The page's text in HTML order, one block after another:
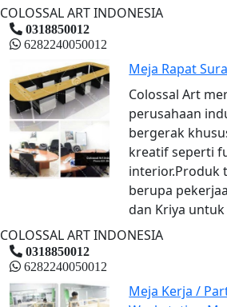
COLOSSAL ART INDONESIA
0318850012
6282240050012
Meja Rapat
Colossal Art
perusahaan
bergerak
kreatif seperti
interior.Produk
berupa
dan Kriya
COLOSSAL ART INDONESIA
0318850012
6282240050012
Meja Kerja /